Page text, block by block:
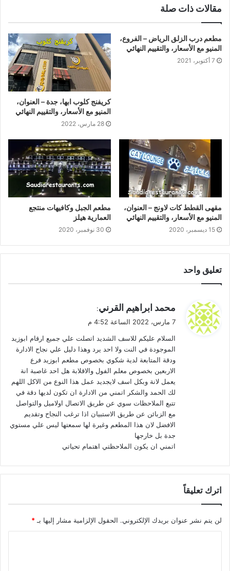
مقالات ذات صلة
مطعم درب الزلق الرياض – الفروع،
المنيو مع الأسعار، والتقييم النهائي
7 أكتوبر، 2021
كريفنج كلوب ابها، جدة – العنوان،
المنيو مع الأسعار، والتقييم النهائي
28 مارس، 2022
مقهى القطط كات لاونج – العنوان،
المنيو مع الأسعار، والتقييم النهائي
15 ديسمبر، 2020
مطعم الجبل وكافيهات منتجع
العمارية هيلز
30 نوفمبر، 2020
تعليق واحد
ل
محمد ابراهيم القرني:
7 مارس، 2022 الساعة 4:52 م
السلام عليكم للاسف الشديد اتصلت علي جميع ارقام ابوزيد
الموجودة في النت ولا احد يرد وهذا دليل علي نجاح الادارة
ودقة المتابعة لدية شكوي بخصوص مطعم ابوزيد فرع
الاربعين بخصوص معلم الفول والاقلابة هل احد غاصبة انة
يعمل لانة وبكل اسف لايجديد عمل هذا النوع من الاكل اللهم
لك الحمد والشكر اتمني من الادارة ان تكون لديها دقة في
تتبع الملاحظات سوي عن طريق الاتصال اولاميل والتواصل
مع الزبائن عن طريق الاستبيان اذا ترغب النجاح وتقديم
الافضل لان هذا المطعم وغيرة لها سمعتها ليس علي مستوي
جدة بل خارجها
اتمني ان يكون الملاحظتي اهتمام تحياتي
اترك تعليقاً
لن يتم نشر عنوان بريدك الإلكتروني. الحقول الإلزامية مشار إليها بـ *